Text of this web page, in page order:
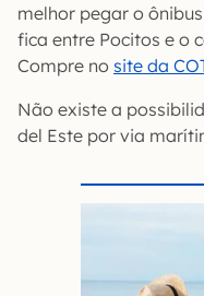
melhor pegar o
fica entre Pocitos e o
Compre no site da
Não existe a
del Este por via